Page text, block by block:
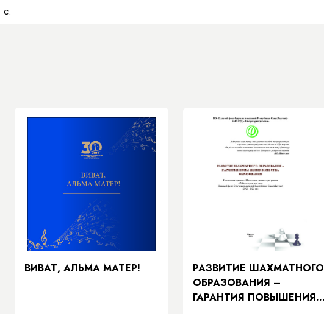
с.
ВИВАТ, АЛЬМА МАТЕР!
РАЗВИТИЕ ШАХМАТНОГО
ОБРАЗОВАНИЯ –
ГАРАНТИЯ ПОВЫШЕНИЯ